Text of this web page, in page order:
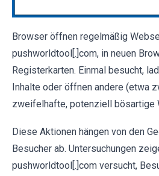
Browser öffnen regelmäßig
pushworldtool[.]com, in neuen
Registerkarten. Einmal besucht,
Inhalte oder öffnen andere (etwa
zweifelhafte, potenziell bösartige
Diese Aktionen hängen von den
Besucher ab. Untersuchungen
pushworldtool[.]com versucht,